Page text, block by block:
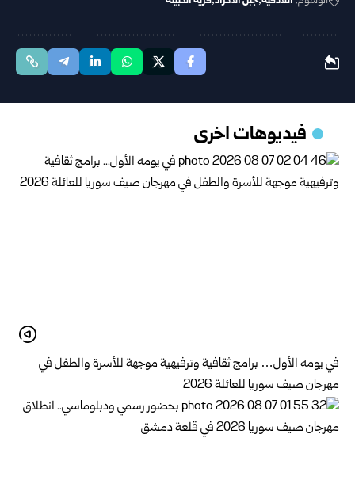
فيديوهات اخرى
في يومه الأول… برامج ثقافية وترفيهية موجهة للأسرة والطفل في
مهرجان صيف سوريا للعائلة 2026